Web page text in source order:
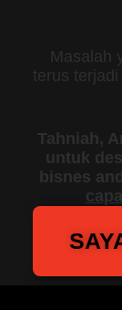
Masalah
terus
Tahniah,
untuk
bisnes